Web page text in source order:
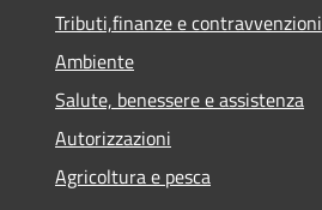
Tributi,finanze e contravvenzioni
Ambiente
Salute, benessere e assistenza
Autorizzazioni
Agricoltura e pesca